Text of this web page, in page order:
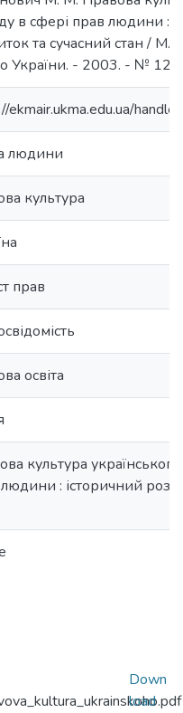
в сфері прав людини :
та сучасний стан / М.
України. - 2003. - № 12.
ekmair.ukma.edu.ua/
людини
культура
прав
освіта
культура
: історичний
Down
load